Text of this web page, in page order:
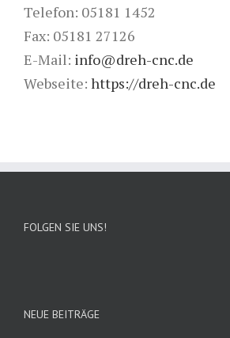
Telefon: 05181 1452
Fax: 05181 27126
E-Mail: info@dreh-cnc.de
Webseite: https://dreh-cnc.de
FOLGEN SIE UNS!
NEUE BEITRÄGE